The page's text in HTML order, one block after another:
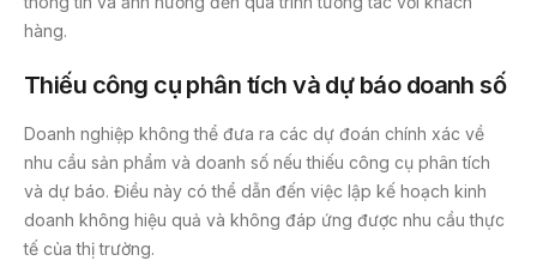
hàng.
Thiếu công cụ phân tích và dự báo doanh số
Doanh nghiệp không thể đưa ra các dự đoán chính xác về
nhu cầu sản phẩm và doanh số nếu thiếu công cụ phân tích
và dự báo. Điều này có thể dẫn đến việc lập kế hoạch kinh
doanh không hiệu quả và không đáp ứng được nhu cầu thực
tế của thị trường.